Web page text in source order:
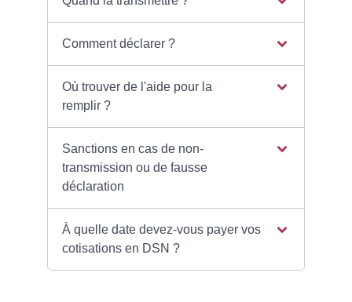
Comment déclarer ?
Où trouver de l'aide pour la
remplir ?
Sanctions en cas de non-
transmission ou de fausse
déclaration
À quelle date devez-vous payer vos
cotisations en DSN ?